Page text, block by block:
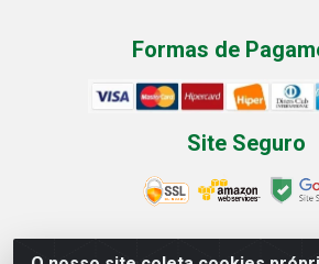
Formas de
Site Seguro